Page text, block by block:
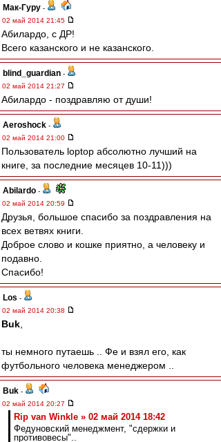
Мак-Гуру -
02 май 2014 21:45
Абилардо, с ДР!
Всего казанского и не казанского.
blind_guardian -
02 май 2014 21:27
Абилардо - поздравляю от души!
Aeroshock -
02 май 2014 21:00
Пользователь loptop абсолютно лучший на
книге, за последние месяцев 10-11)))
Abilardo -
02 май 2014 20:59
Друзья, большое спасибо за поздравления на
всех ветвях книги.
Доброе слово и кошке приятно, а человеку и
подавно.
Спасибо!
Los -
02 май 2014 20:38
Buk
ты немного путаешь .. Фе и взял его, как
футбольного человека менеджером ..
Buk -
02 май 2014 20:27
Rip van Winkle » 02 май 2014 18:42
Федуновский менеджмент, "сдержки и
противовесы"..